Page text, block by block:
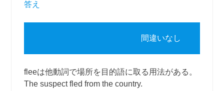
答え
間違いなし
fleeは他動詞で場所を目的語に取る用法がある。
The suspect fled from the country.